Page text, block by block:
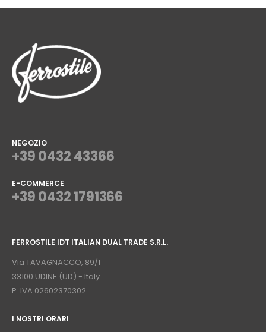
NEGOZIO
+39 0432 43366
E-COMMERCE
+39 0432 1791366
FERROSTILE IDT ITALIAN DUAL TRADE S.R.L.
Via TAVAGNACCO, 89/1
33100 UDINE (UD) - Italy
P. IVA 02602370302
I NOSTRI ORARI